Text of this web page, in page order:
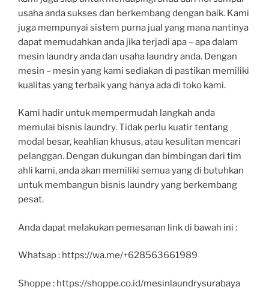
usaha anda sukses dan berkembang dengan baik. Kami
juga mempunyai sistem purna jual yang mana nantinya
dapat memudahkan anda jika terjadi apa – apa dalam
mesin laundry anda dan usaha laundry anda. Dengan
mesin – mesin yang kami sediakan di pastikan memiliki
kualitas yang terbaik yang hanya ada di toko kami.
Kami hadir untuk mempermudah langkah anda
memulai bisnis laundry. Tidak perlu kuatir tentang
modal besar, keahlian khusus, atau kesulitan mencari
pelanggan. Dengan dukungan dan bimbingan dari tim
ahli kami, anda akan memiliki semua yang di butuhkan
untuk membangun bisnis laundry yang berkembang
pesat.
Anda dapat melakukan pemesanan link di bawah ini :
Whatsap : https://wa.me/+628563661989
Shoppe : https://shoppe.co.id/mesinlaundrysurabaya